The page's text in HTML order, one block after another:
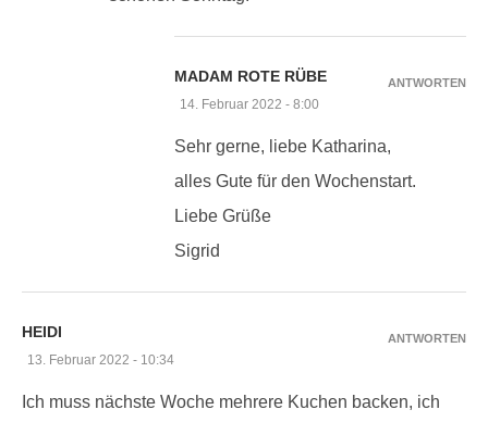
MADAM ROTE RÜBE
14. Februar 2022 - 8:00
Sehr gerne, liebe Katharina,
alles Gute für den Wochenstart.
Liebe Grüße
Sigrid
ANTWORTEN
HEIDI
13. Februar 2022 - 10:34
Ich muss nächste Woche mehrere Kuchen backen, ich
ANTWORTEN